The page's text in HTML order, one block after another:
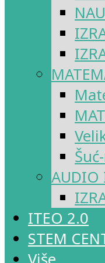
AUDIO
ITEO 2.0
STEM